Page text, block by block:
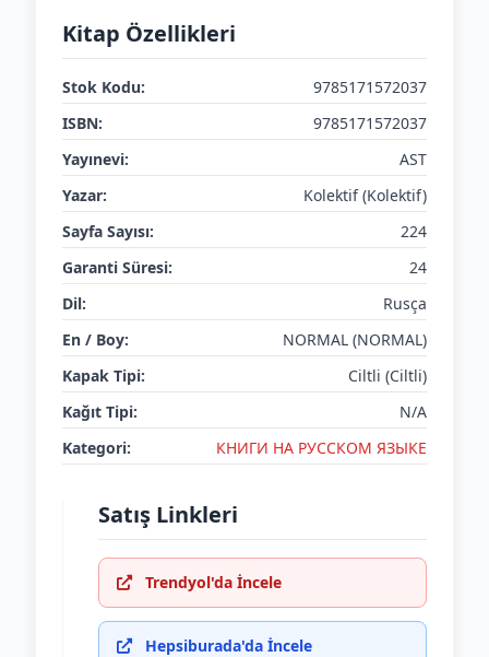
Kitap Özellikleri
Stok Kodu:
9785171572037
ISBN:
9785171572037
Yayınevi:
AST
Yazar:
Kolektif (Kolektif)
Sayfa Sayısı:
224
Garanti Süresi:
24
Dil:
Rusça
En / Boy:
NORMAL (NORMAL)
Kapak Tipi:
Ciltli (Ciltli)
Kağıt Tipi:
N/A
Kategori:
КНИГИ НА РУССКОМ ЯЗЫКЕ
Satış Linkleri
Trendyol'da İncele
Hepsiburada'da İncele